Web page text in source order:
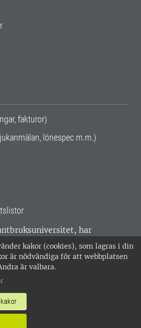
kakor (cookies), som lagras i din
är nödvändiga för att webbplatsen
är valbara.
fakturor)
lönespec m.m.)
har
hela Sverige. Huvudorter är
och Umeå.SLU är
ISO 14001. •
nr: 202100-2817 •
•Behandling av